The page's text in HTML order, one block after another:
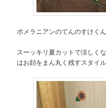
ポメラニアンのてんのすけくん
スーッキリ夏カットで涼しく
はお顔をまん丸く残すスタイ